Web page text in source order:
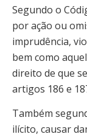
Segundo o
por ação ou
imprudência,
bem como
direito de que
artigos 186 e
Também
ilícito, causar